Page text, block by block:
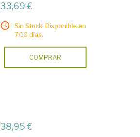
33,69 €
Sin Stock. Disponible en
7/10 días.
COMPRAR
38,95 €